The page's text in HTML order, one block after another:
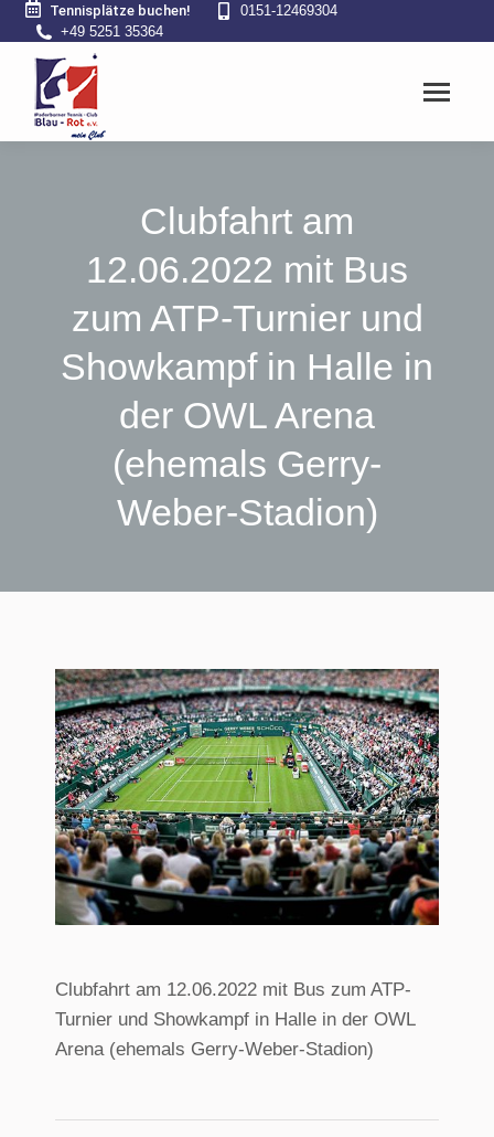
Tennisplätze buchen!
0151-12469304
+49 5251 35364
Clubfahrt am
12.06.2022 mit Bus
zum ATP-Turnier und
Showkampf in Halle in
der OWL Arena
(ehemals Gerry-
Weber-Stadion)
Clubfahrt am 12.06.2022 mit Bus zum ATP-
Turnier und Showkampf in Halle in der OWL
Arena (ehemals Gerry-Weber-Stadion)